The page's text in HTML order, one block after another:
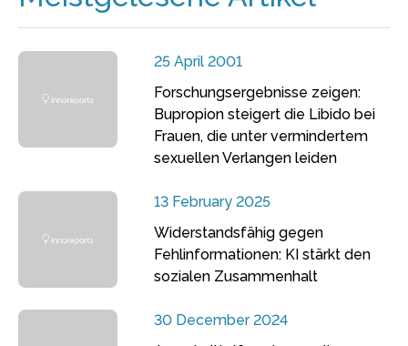
25 April 2001
Forschungsergebnisse zeigen:
Bupropion steigert die Libido bei
Frauen, die unter vermindertem
sexuellen Verlangen leiden
13 February 2025
Widerstandsfähig gegen
Fehlinformationen: KI stärkt den
sozialen Zusammenhalt
30 December 2024